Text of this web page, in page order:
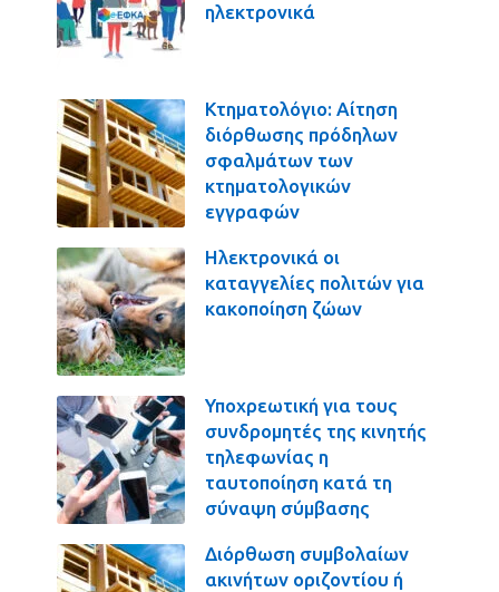
ηλεκτρονικά
Κτηματολόγιο: Αίτηση
διόρθωσης πρόδηλων
σφαλμάτων των
κτηματολογικών
εγγραφών
Ηλεκτρονικά οι
καταγγελίες πολιτών για
κακοποίηση ζώων
Υποχρεωτική για τους
συνδρομητές της κινητής
τηλεφωνίας η
ταυτοποίηση κατά τη
σύναψη σύμβασης
Διόρθωση συμβολαίων
ακινήτων οριζοντίου ή